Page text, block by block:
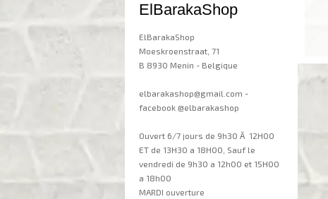
ElBarakaShop
ElBarakaShop
Moeskroenstraat, 71
B 8930 Menin - Belgique
elbarakashop@gmail.com -
facebook @elbarakashop
Ouvert 6/7 jours de 9h30 Ã 12H00
ET de 13H30 a 18H00, Sauf le
vendredi de 9h30 a 12h00 et 15H00
a 18h00
MARDI ouverture